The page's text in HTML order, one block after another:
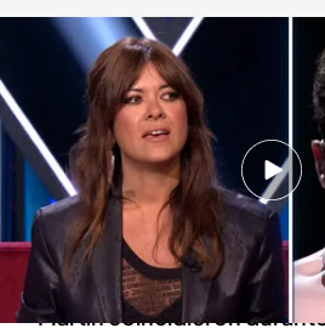
'Martínez y Hermanos'
Martínez y Hermanos
30 ABR 2024 - 00:40h.
Esto ha dicho Joaquín
te va a sorprender
Hay algo en lo que Joaquín
Martín coincidieron